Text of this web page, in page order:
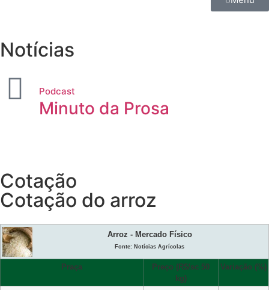
Notícias
Podcast
Minuto da Prosa
Cotação
Cotação do arroz
Arroz - Mercado Físico
Fonte: Notícias Agrícolas
Praça
Preço (R$/sc 50
kg)
Variação (%)